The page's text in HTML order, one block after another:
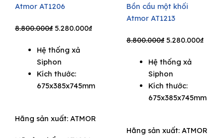
Atmor AT1206
8.800.000₫ Original
was:
8.800.000₫.
5.280.000₫Current
Hệ thống xả
Siphon
Kích thước:
675x385x745mm
Hãng sản xuất: ATMOR
Bồn cầu một khối
Atmor AT1213
8.800.000₫ Original
was:
8.800.000₫.
5.280.000₫
Hệ thống xả
Siphon
Kích thước:
675x385x745mm
Hãng sản xuất: ATMOR